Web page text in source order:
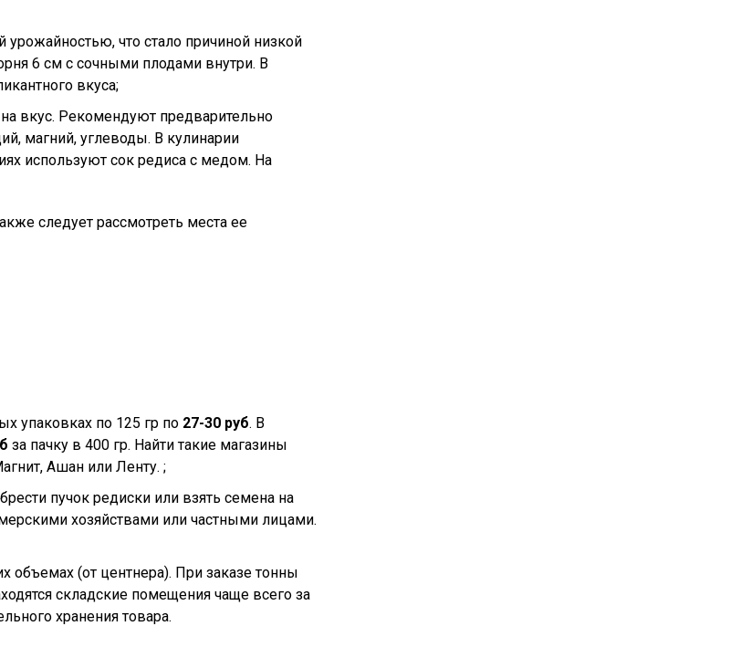
что стало причиной низкой
6 см с сочными плодами внутри. В
вкуса;
вкус. Рекомендуют предварительно
магний, углеводы. В кулинарии
используют сок редиса с медом. На
следует рассмотреть места ее
упаковках по 125 гр по 27-30 руб. В
за пачку в 400 гр. Найти такие магазины
Ашан или Ленту. ;
пучок редиски или взять семена на
хозяйствами или частными лицами.
(от центнера). При заказе тонны
складские помещения чаще всего за
хранения товара.